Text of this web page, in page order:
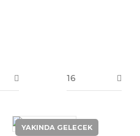
16
YAKINDA GELECEK